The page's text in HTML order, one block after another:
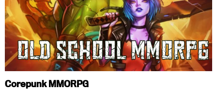
Corepunk MMORPG